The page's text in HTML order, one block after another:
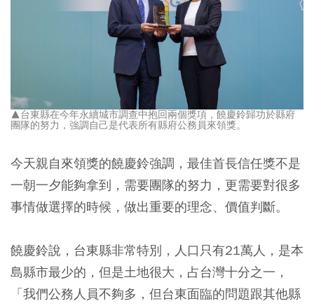
▲台東縣在今年永續城市調查中抱回兩個獎項，饒慶鈴歸功於縣府
團隊的努力，強調自己是代表所有縣府公務員來領獎。
今天親自來領獎的饒慶鈴強調，最佳首長信任獎不是
一朝一夕能夠拿到，需要團隊的努力，更需要對很多
事情做選擇的時候，做出重要的理念、價值判斷。
饒慶鈴說，台東縣非常特別，人口只有21萬人，是本
島縣市最少的，但是土地很大，占台灣十分之一，
「我們公務人員不夠多，但台東面臨的問題跟其他縣